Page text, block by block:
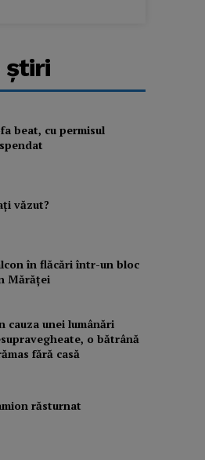
ştiri
beat, cu permisul
văzut?
în flăcări într-un bloc
Mărăţei
cauza unei lumânări
o bătrână
fără casă
răsturnat